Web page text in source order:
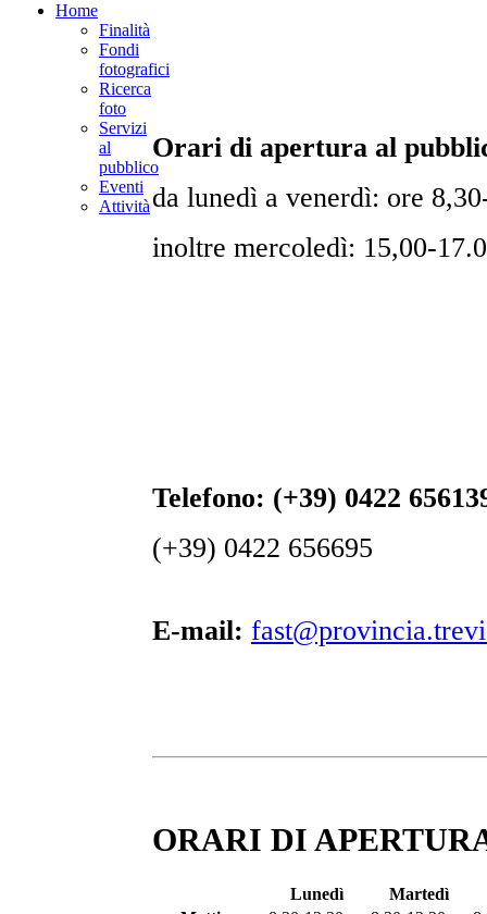
Home
Finalità
Fondi
fotografici
Ricerca
foto
Servizi
al
pubblico
Eventi
Attività
Orari di apertura al
da lunedì a venerdì: ore
inoltre mercoledì: 15,00-
Telefono: (+39) 0422
(+39) 0422 656695
E-mail:
ORARI DI
Lunedì
Martedì